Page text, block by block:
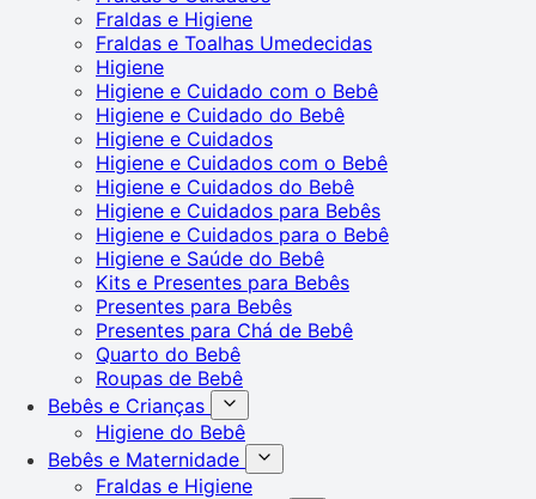
Fraldas e Higiene
Fraldas e Toalhas Umedecidas
Higiene
Higiene e Cuidado com o Bebê
Higiene e Cuidado do Bebê
Higiene e Cuidados
Higiene e Cuidados com o Bebê
Higiene e Cuidados do Bebê
Higiene e Cuidados para Bebês
Higiene e Cuidados para o Bebê
Higiene e Saúde do Bebê
Kits e Presentes para Bebês
Presentes para Bebês
Presentes para Chá de Bebê
Quarto do Bebê
Roupas de Bebê
Bebês e Crianças
Higiene do Bebê
Bebês e Maternidade
Fraldas e Higiene